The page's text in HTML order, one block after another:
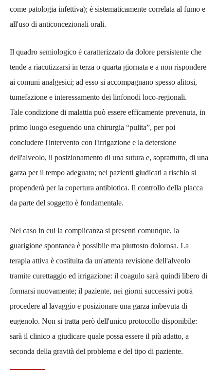
come patologia infettiva); è sistematicamente correlata al fumo e
all'uso di anticoncezionali orali.
Il quadro semiologico è caratterizzato da dolore persistente che
tende a riacutizzarsi in terza o quarta giornata e a non rispondere
ai comuni analgesici; ad esso si accompagnano spesso alitosi,
tumefazione e interessamento dei linfonodi loco-regionali.
Tale condizione di malattia può essere efficamente prevenuta, in
primo luogo eseguendo una chirurgia “pulita”, per poi
concludere l'intervento con l'irrigazione e la detersione
dell'alveolo, il posizionamento di una sutura e, soprattutto, di una
garza per il tempo adeguato; nei pazienti giudicati a rischio si
propenderà per la copertura antibiotica. Il controllo della placca
da parte del soggetto è fondamentale.
Nel caso in cui la complicanza si presenti comunque, la
guarigione spontanea è possibile ma piuttosto dolorosa. La
terapia attiva è costituita da un'attenta revisione dell'alveolo
tramite curettaggio ed irrigazione: il coagulo sarà quindi libero di
formarsi nuovamente; il paziente, nei giorni successivi potrà
procedere al lavaggio e posizionare una garza imbevuta di
eugenolo. Non si tratta però dell'unico protocollo disponibile:
sarà il clinico a giudicare quale possa essere il più adatto, a
seconda della gravità del problema e del tipo di paziente.